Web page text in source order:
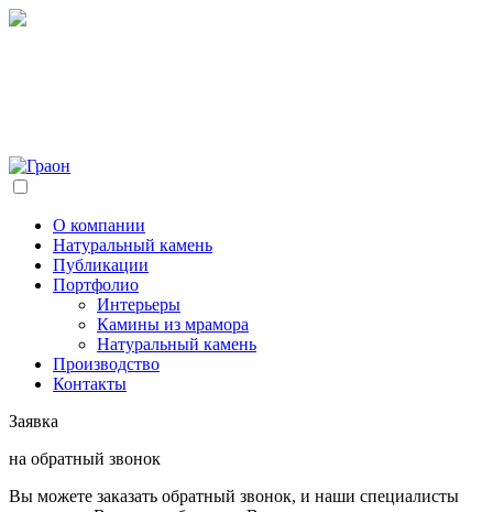
О компании
Натуральный камень
Публикации
Портфолио
Интерьеры
Камины из мрамора
Натуральный камень
Производство
Контакты
Заявка
на обратный звонок
Вы можете заказать обратный звонок, и наши специалисты